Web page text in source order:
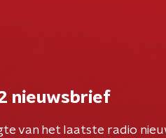
nieuwsbrief
van het laatste radio